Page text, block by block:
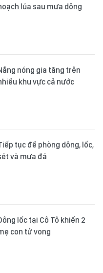
lúa sau mưa dông
nóng gia tăng trên
khu vực cả nước
tục đề phòng dông, lốc,
và mưa đá
lốc tại Cô Tô khiến 2
con tử vong